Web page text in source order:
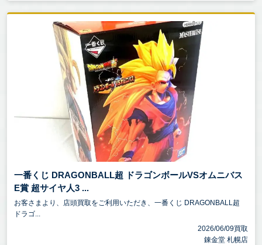
一番くじ DRAGONBALL超 ドラゴンボールVSオムニバス
E賞 超サイヤ人3 ...
お客さまより、店頭買取をご利用いただき、一番くじ DRAGONBALL超
ドラゴ...
2026/06/09買取
錬金堂 札幌店